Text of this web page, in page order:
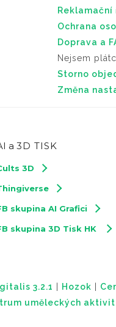
Reklamační
Ochrana
Doprava a
Nejsem
Storno
Změna
a 3D TISK
3D
skupina AI Grafici
skupina 3D Tisk HK
3.2.1 Hozok
uměleckých